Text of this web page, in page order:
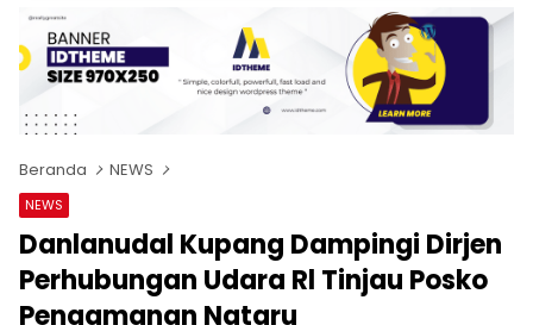
Beranda NEWS
NEWS
Danlanudal Kupang Dampingi Dirjen
Perhubungan Udara Rl Tinjau Posko
Pengamanan Nataru